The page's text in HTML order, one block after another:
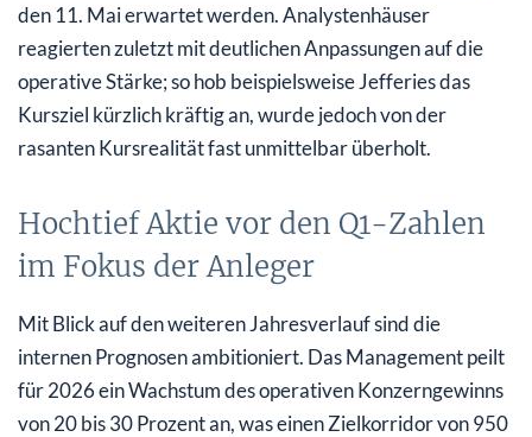
den 11. Mai erwartet werden. Analystenhäuser
reagierten zuletzt mit deutlichen Anpassungen auf die
operative Stärke; so hob beispielsweise Jefferies das
Kursziel kürzlich kräftig an, wurde jedoch von der
rasanten Kursrealität fast unmittelbar überholt.
Hochtief Aktie vor den Q1-Zahlen
im Fokus der Anleger
Mit Blick auf den weiteren Jahresverlauf sind die
internen Prognosen ambitioniert. Das Management peilt
für 2026 ein Wachstum des operativen Konzerngewinns
von 20 bis 30 Prozent an, was einen Zielkorridor von 950